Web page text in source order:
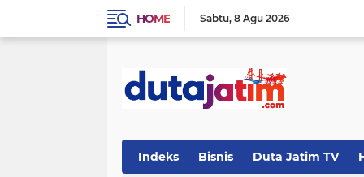
HOME Sabtu 8 Agu 2026
Indeks Bisnis Duta Jatim TV